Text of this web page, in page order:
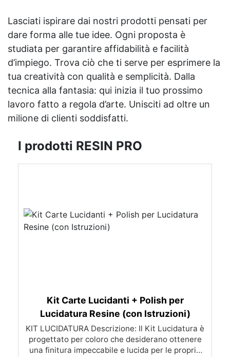
Lasciati ispirare dai nostri prodotti pensati per
dare forma alle tue idee. Ogni proposta è
studiata per garantire affidabilità e facilità
d’impiego. Trova ciò che ti serve per esprimere la
tua creatività con qualità e semplicità. Dalla
tecnica alla fantasia: qui inizia il tuo prossimo
lavoro fatto a regola d’arte. Unisciti ad oltre un
milione di clienti soddisfatti.
I prodotti RESIN PRO
Kit Carte Lucidanti + Polish per
Lucidatura Resine (con Istruzioni)
KIT LUCIDATURA Descrizione: Il Kit Lucidatura è
progettato per coloro che desiderano ottenere
una finitura impeccabile e lucida per le proprie